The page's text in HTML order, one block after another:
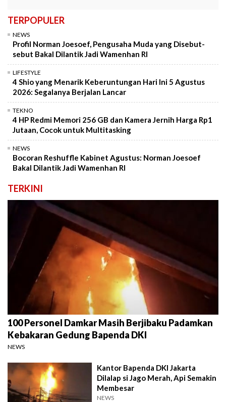
TERPOPULER
NEWS
Profil Norman Joesoef, Pengusaha Muda yang Disebut-
sebut Bakal Dilantik Jadi Wamenhan RI
LIFESTYLE
4 Shio yang Menarik Keberuntungan Hari Ini 5 Agustus
2026: Segalanya Berjalan Lancar
TEKNO
4 HP Redmi Memori 256 GB dan Kamera Jernih Harga Rp1
Jutaan, Cocok untuk Multitasking
NEWS
Bocoran Reshuffle Kabinet Agustus: Norman Joesoef
Bakal Dilantik Jadi Wamenhan RI
TERKINI
100 Personel Damkar Masih Berjibaku Padamkan
Kebakaran Gedung Bapenda DKI
NEWS
Kantor Bapenda DKI Jakarta
Dilalap si Jago Merah, Api Semakin
Membesar
NEWS